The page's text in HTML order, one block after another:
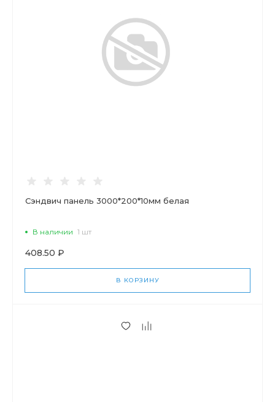
Сэндвич панель 3000*200*10мм белая
В наличии 1 шт
408.50 ₽
В КОРЗИНУ